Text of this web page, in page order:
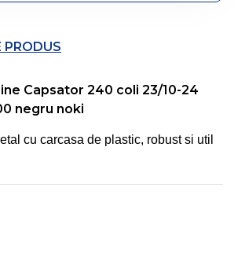
PRODUS
Capsator 240 coli 23/10-24
negru noki
cu carcasa de plastic, robust si util